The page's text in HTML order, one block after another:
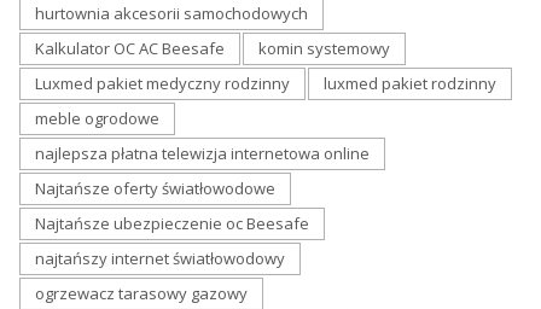
hurtownia akcesorii samochodowych
Kalkulator OC AC Beesafe
komin systemowy
Luxmed pakiet medyczny rodzinny
luxmed pakiet rodzinny
meble ogrodowe
najlepsza płatna telewizja internetowa online
Najtańsze oferty światłowodowe
Najtańsze ubezpieczenie oc Beesafe
najtańszy internet światłowodowy
ogrzewacz tarasowy gazowy